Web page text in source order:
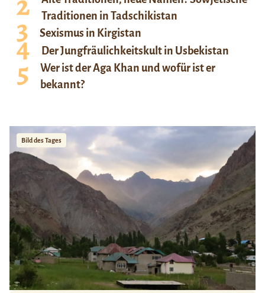
Traditionen in Tadschikistan
Sexismus in Kirgistan
Der Jungfräulichkeitskult in Usbekistan
Wer ist der Aga Khan und wofür ist er
bekannt?
Bild des Tages